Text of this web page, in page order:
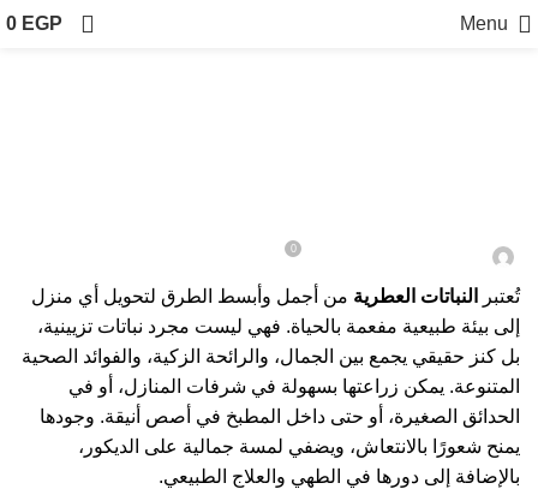
Menu
0 EGP
0
تُعتبر النباتات العطرية من أجمل وأبسط الطرق لتحويل أي منزل
إلى بيئة طبيعية مفعمة بالحياة. فهي ليست مجرد نباتات تزيينية،
بل كنز حقيقي يجمع بين الجمال، والرائحة الزكية، والفوائد الصحية
المتنوعة. يمكن زراعتها بسهولة في شرفات المنازل، أو في
الحدائق الصغيرة، أو حتى داخل المطبخ في أصص أنيقة. وجودها
يمنح شعورًا بالانتعاش، ويضفي لمسة جمالية على الديكور،
بالإضافة إلى دورها في الطهي والعلاج الطبيعي.